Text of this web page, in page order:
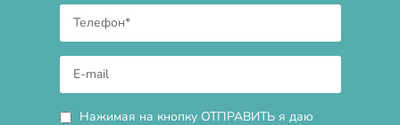
Нажимая на кнопку ОТПРАВИТЬ я даю